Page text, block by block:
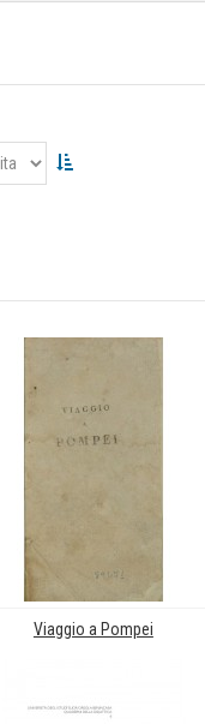
Viaggio a Pompei